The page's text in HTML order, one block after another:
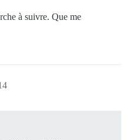
à suivre. Que me